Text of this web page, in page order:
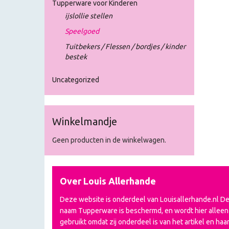
Tupperware voor Kinderen
ijslollie stellen
Speelgoed
Tuitbekers / Flessen / bordjes / kinder
bestek
Uncategorized
Winkelmandje
Geen producten in de winkelwagen.
Over Louis Allerhande
Deze website is onderdeel van Louisallerhande.nl De
naam Tupperware is beschermd, en wordt hier alleen
gebruikt omdat zij onderdeel is van het artikel en haar